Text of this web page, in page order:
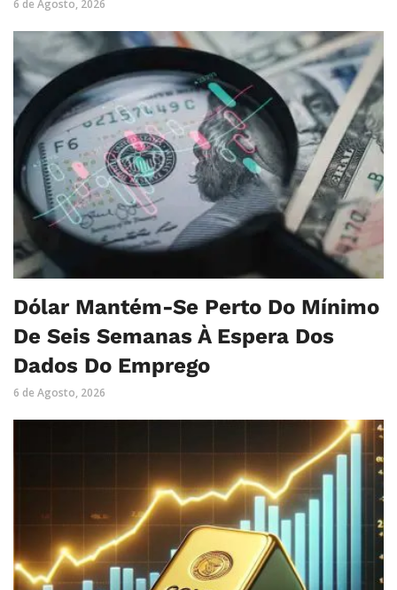
6 de Agosto, 2026
Dólar Mantém-Se Perto Do Mínimo
De Seis Semanas À Espera Dos
Dados Do Emprego
6 de Agosto, 2026